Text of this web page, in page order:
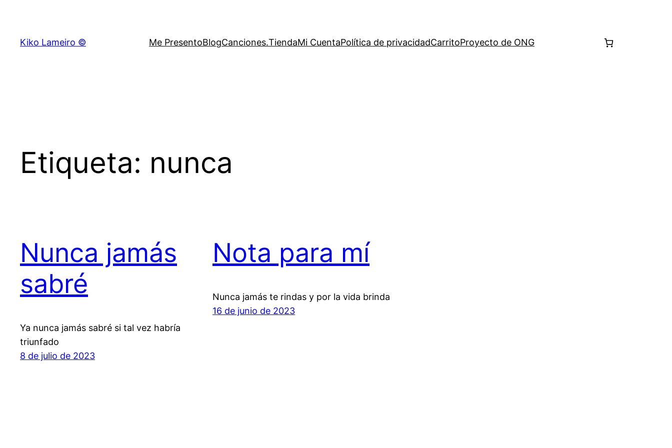
contenido
Kiko Lameiro © Me PresentoBlogCanciones.TiendaMi CuentaPolítica de privacidadCarritoProyecto de ONG
Etiqueta: nunca
Nunca jamás
sabré
Ya nunca jamás sabré si tal vez habría
triunfado
8 de julio de 2023
Nota para mí
Nunca jamás te rindas y por la vida brinda
16 de junio de 2023